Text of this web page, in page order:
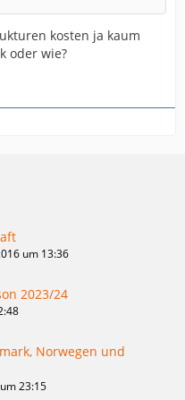
kosten ja kaum
oder wie?
um 13:36
2023/24
Norwegen und
23:15